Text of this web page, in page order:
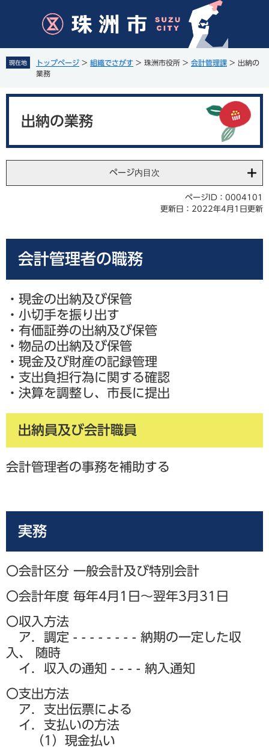
先
頭
す
を
飛
し
現在地 トップページ > 組織でさがす > 珠洲市役所 > 会計管理課 > 出納の
業務
出納の業務
ページ内目次
ページID：0004101
更新日：2022年4月1日更新
会計管理者の職務
・現金の出納及び保管
・小切手を振り出す
・有価証券の出納及び保管
・物品の出納及び保管
・現金及び財産の記録管理
・支出負担行為に関する確認
・決算を調整し、市長に提出
出納員及び会計職員
会計管理者の事務を補助する
実務
〇会計区分 一般会計及び特別会計
〇会計年度 毎年4月1日～翌年3月31日
〇収入方法
ア．調定 - - - - - - - - 納期の一定した収
入、 随時
イ．収入の通知 - - - - 納入通知
〇支出方法
ア．支出伝票による
イ．支払いの方法
（1）現金払い